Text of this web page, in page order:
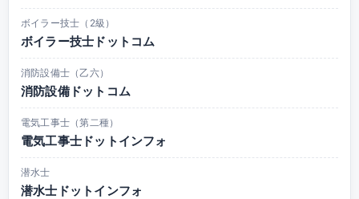
ボイラー技士（2級）
ボイラー技士ドットコム
消防設備士（乙六）
消防設備ドットコム
電気工事士（第二種）
電気工事士ドットインフォ
潜水士
潜水士ドットインフォ